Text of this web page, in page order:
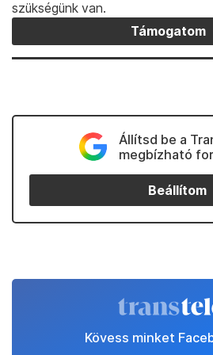
szükségünk van.
Támogatom
Állítsd be a
megbízható
Beállítom
Kövess minket